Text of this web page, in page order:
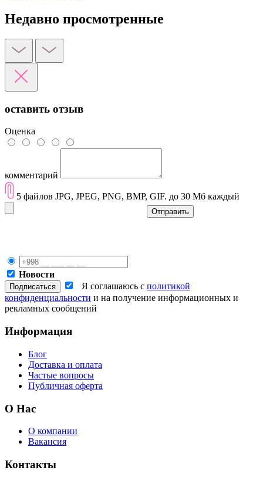
Недавно просмотренные
оставить отзыв
Оценка
комментарий
5 файлов JPG, JPEG, PNG, BMP, GIF. до 30 Мб каждый
Отправить
Новости
Я соглашаюсь с политикой
конфиденциальности и на получение информационных и
рекламных сообщений
Информация
Блог
Доставка и оплата
Частые вопросы
Публичная оферта
О Нас
О компании
Вакансия
Контакты